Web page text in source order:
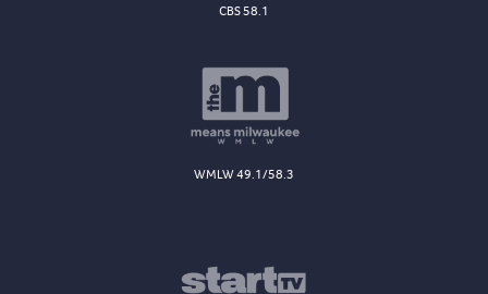
CBS 58.1
WMLW 49.1/58.3